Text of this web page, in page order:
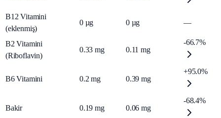
B12 Vitamini
(eklenmiş)
0 µg 0 µg —
B2 Vitamini
(Riboflavin)
0.33 mg 0.11 mg
-66.7%
B6 Vitamini 0.2 mg 0.39 mg
+95.0%
Bakir 0.19 mg 0.06 mg
-68.4%